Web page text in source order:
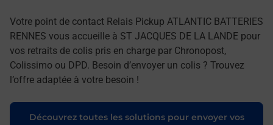
Votre point de contact Relais Pickup ATLANTIC BATTERIES
RENNES vous accueille à ST JACQUES DE LA LANDE pour
vos retraits de colis pris en charge par Chronopost,
Colissimo ou DPD. Besoin d’envoyer un colis ? Trouvez
l’offre adaptée à votre besoin !
Découvrez toutes les solutions pour envoyer vos